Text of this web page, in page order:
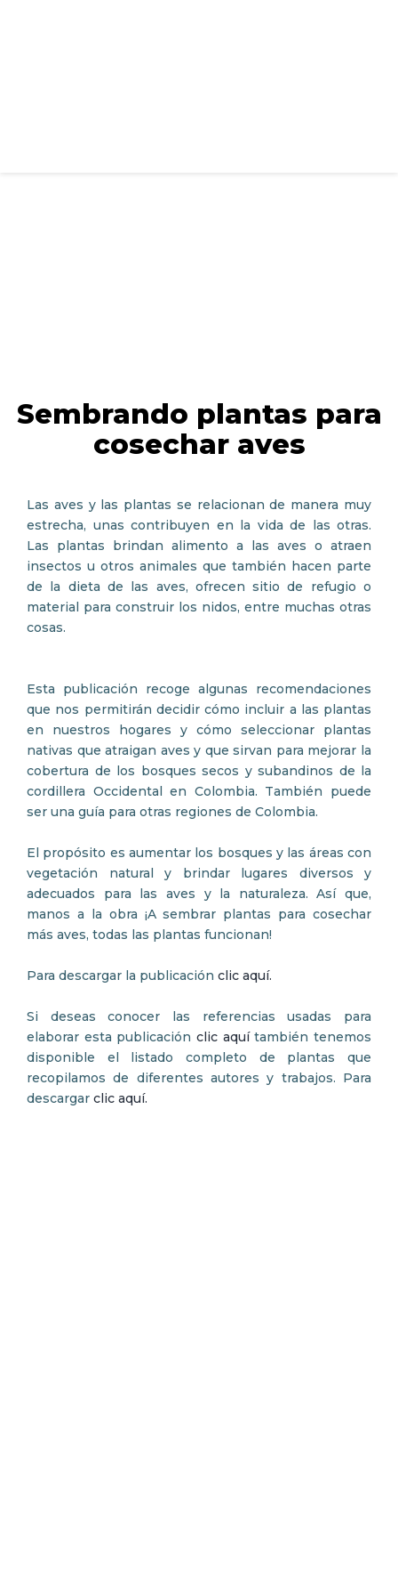
Sembrando plantas para
cosechar aves
Las aves y las plantas se relacionan de manera muy
estrecha, unas contribuyen en la vida de las otras.
Las plantas brindan alimento a las aves o atraen
insectos u otros animales que también hacen parte
de la dieta de las aves, ofrecen sitio de refugio o
material para construir los nidos, entre muchas otras
cosas.
Esta publicación recoge algunas recomendaciones
que nos permitirán decidir cómo incluir a las plantas
en nuestros hogares y cómo seleccionar plantas
nativas que atraigan aves y que sirvan para mejorar la
cobertura de los bosques secos y subandinos de la
cordillera Occidental en Colombia. También puede
ser una guía para otras regiones de Colombia.
El propósito es aumentar los bosques y las áreas con
vegetación natural y brindar lugares diversos y
adecuados para las aves y la naturaleza. Así que,
manos a la obra ¡A sembrar plantas para cosechar
más aves, todas las plantas funcionan!
Para descargar la publicación clic aquí.
Si deseas conocer las referencias usadas para
elaborar esta publicación clic aquítambién tenemos
disponible el listado completo de plantas que
recopilamos de diferentes autores y trabajos. Para
descargar clic aquí.